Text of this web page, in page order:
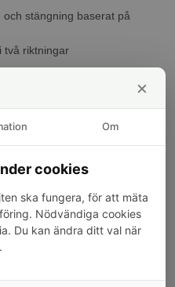
stängning baserat på
två riktningar
har också köpt
×
Om
cookies
ska fungera, för att mäta
Nödvändiga cookies
Du kan ändra ditt val när